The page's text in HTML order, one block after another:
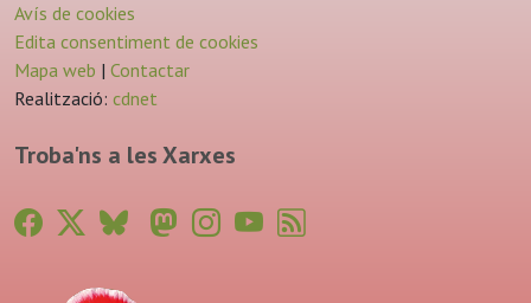
Avís de cookies
Edita consentiment de cookies
Mapa web | Contactar
Realització: cdnet
Troba'ns a les Xarxes